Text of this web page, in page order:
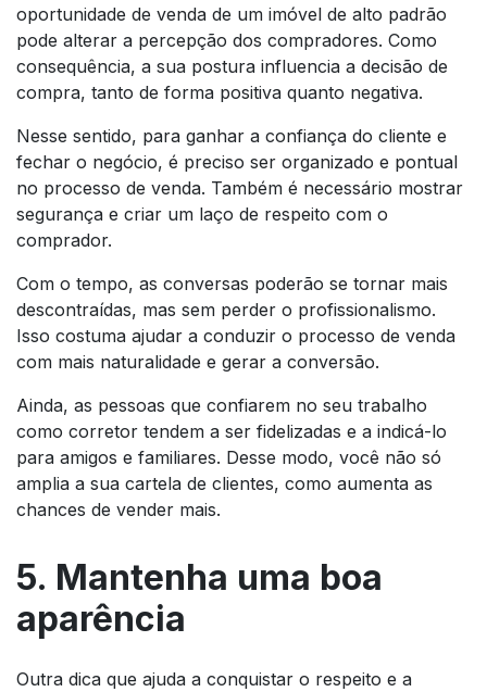
oportunidade de venda de um imóvel de alto padrão
pode alterar a percepção dos compradores. Como
consequência, a sua postura influencia a decisão de
compra, tanto de forma positiva quanto negativa.
Nesse sentido, para ganhar a confiança do cliente e
fechar o negócio, é preciso ser organizado e pontual
no processo de venda. Também é necessário mostrar
segurança e criar um laço de respeito com o
comprador.
Com o tempo, as conversas poderão se tornar mais
descontraídas, mas sem perder o profissionalismo.
Isso costuma ajudar a conduzir o processo de venda
com mais naturalidade e gerar a conversão.
Ainda, as pessoas que confiarem no seu trabalho
como corretor tendem a ser fidelizadas e a indicá-lo
para amigos e familiares. Desse modo, você não só
amplia a sua cartela de clientes, como aumenta as
chances de vender mais.
5. Mantenha uma boa
aparência
Outra dica que ajuda a conquistar o respeito e a